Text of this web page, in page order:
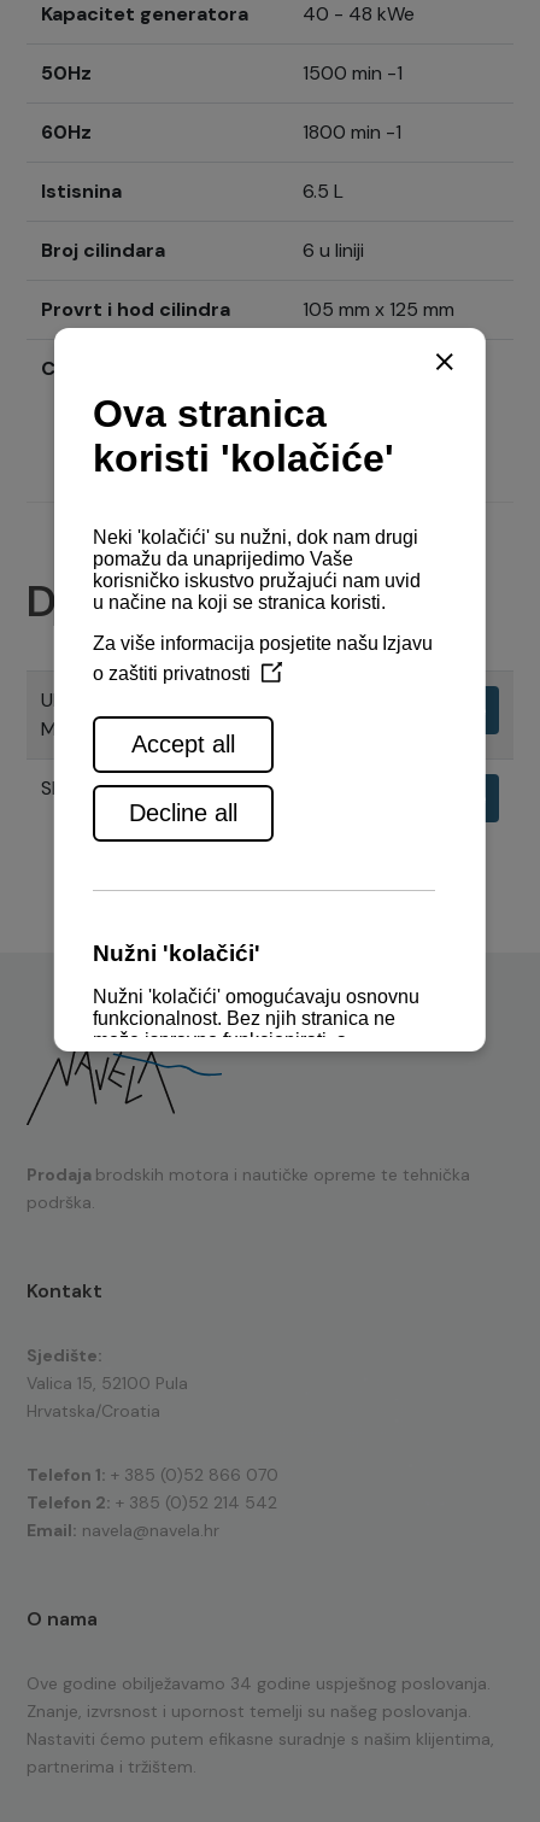
Kapacitet generatora 40 - 48 kWe
50Hz 1500 min -1
60Hz 1800 min -1
Istisnina 6.5 L
Broj cilindara 6 u liniji
Provrt i hod cilindra 105 mm x 125 mm
Cijena
Dokumenti
UPORABNI PRIRUČNIK CHS SERIJE
MOTORA
SPECIFIKACIJE MOTORA 6CHL
Prodaja brodskih motora i nautičke opreme te tehnička
podrška.
Kontakt
Sjedište:
Valica 15, 52100 Pula
Hrvatska/Croatia
Telefon 1: + 385 (0)52 866 070
Telefon 2: + 385 (0)52 214 542
Email: navela@navela.hr
O nama
Ove godine obilježavamo 34 godine uspješnog poslovanja.
Znanje, izvrsnost i upornost temelji su našeg poslovanja.
Nastaviti ćemo putem efikasne suradnje s našim klijentima,
partnerima i tržištem.